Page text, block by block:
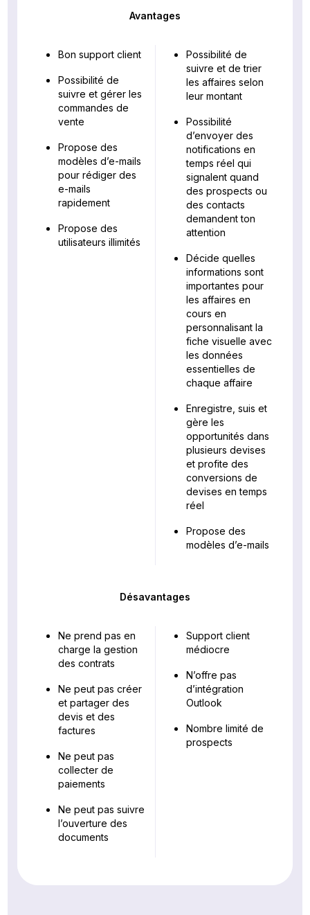
Avantages
Bon support client
Possibilité de
suivre et gérer les
commandes de
vente
Propose des
modèles d’e-mails
pour rédiger des
e-mails
rapidement
Propose des
utilisateurs illimités
Possibilité de
suivre et de trier
les affaires selon
leur montant
Possibilité
d’envoyer des
notifications en
temps réel qui
signalent quand
des prospects ou
des contacts
demandent ton
attention
Décide quelles
informations sont
importantes pour
les affaires en
cours en
personnalisant la
fiche visuelle avec
les données
essentielles de
chaque affaire
Enregistre, suis et
gère les
opportunités dans
plusieurs devises
et profite des
conversions de
devises en temps
réel
Propose des
modèles d’e-mails
Désavantages
Ne prend pas en
charge la gestion
des contrats
Ne peut pas créer
et partager des
devis et des
factures
Ne peut pas
collecter de
paiements
Ne peut pas suivre
l’ouverture des
documents
Support client
médiocre
N’offre pas
d’intégration
Outlook
Nombre limité de
prospects